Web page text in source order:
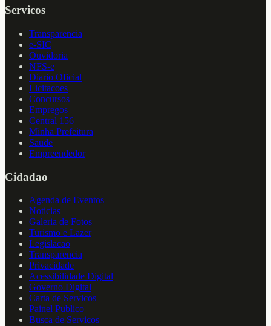
Servicos
Transparencia
e-SIC
Ouvidoria
NFS-e
Diario Oficial
Licitacoes
Concursos
Empregos
Central 156
Minha Prefeitura
Saude
Empreendedor
Cidadao
Agenda de Eventos
Noticias
Galeria de Fotos
Turismo e Lazer
Legislacao
Transparencia
Privacidade
Acessibilidade Digital
Governo Digital
Carta de Servicos
Painel Publico
Busca de Servicos